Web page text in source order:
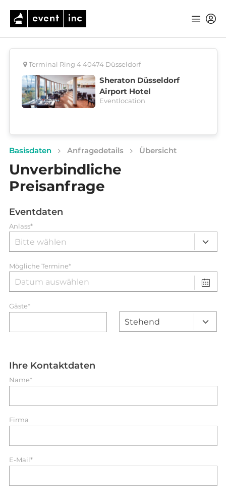
Terminal Ring 4 40474 Düsseldorf
Sheraton Düsseldorf
Airport Hotel
Eventlocation
Basisdaten Anfragedetails Übersicht
Unverbindliche
Preisanfrage
Eventdaten
Anlass*
Mögliche Termine*
Gäste*
Ihre Kontaktdaten
Name*
Firma
E-Mail*